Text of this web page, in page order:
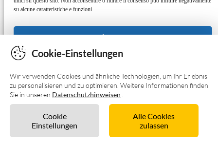
Unverbindlich anfragen
Cookie-Einstellungen
Wir verwenden Cookies und ähnliche Technologien, um Ihr Erlebnis
zu personalisieren und zu optimieren. Weitere Informationen finden
Sie in unseren Datenschutzhinweisen
Cookie
Einstellungen
Alle Cookies
zulassen